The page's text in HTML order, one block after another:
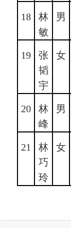
18
林
敏
男
19
张
韬
宇
女
20
林
峰
男
21
林
巧
玲
女